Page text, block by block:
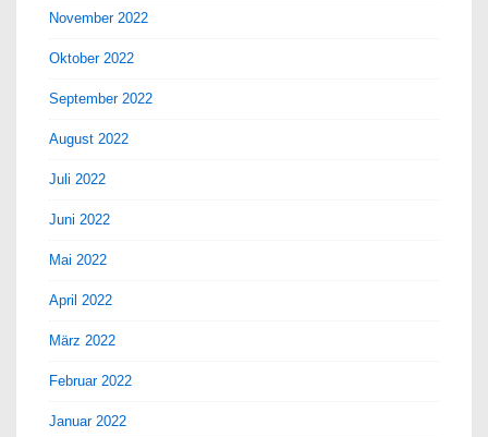
November 2022
Oktober 2022
September 2022
August 2022
Juli 2022
Juni 2022
Mai 2022
April 2022
März 2022
Februar 2022
Januar 2022